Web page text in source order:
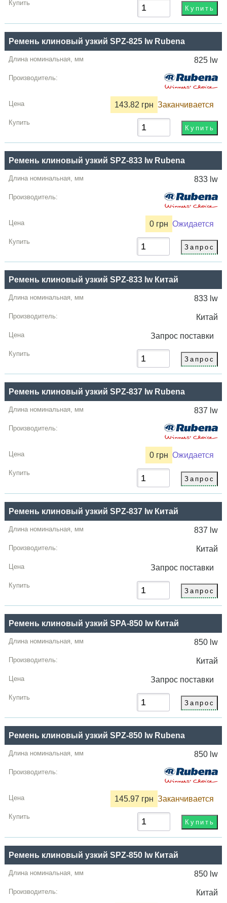
Ремень клиновый узкий SPZ-825 lw Rubena
825 lw
143.82 грн Заканчивается
Ремень клиновый узкий SPZ-833 lw Rubena
833 lw
0 грн Ожидается
Ремень клиновый узкий SPZ-833 lw Китай
833 lw
Китай
Запрос поставки
Ремень клиновый узкий SPZ-837 lw Rubena
837 lw
0 грн Ожидается
Ремень клиновый узкий SPZ-837 lw Китай
837 lw
Китай
Запрос поставки
Ремень клиновый узкий SPA-850 lw Китай
850 lw
Китай
Запрос поставки
Ремень клиновый узкий SPZ-850 lw Rubena
850 lw
145.97 грн Заканчивается
Ремень клиновый узкий SPZ-850 lw Китай
850 lw
Китай